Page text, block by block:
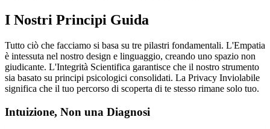
I Nostri Principi Guida
Tutto ciò che facciamo si basa su tre pilastri fondamentali. L'Empatia
è intessuta nel nostro design e linguaggio, creando uno spazio non
giudicante. L'Integrità Scientifica garantisce che il nostro strumento
sia basato su principi psicologici consolidati. La Privacy Inviolabile
significa che il tuo percorso di scoperta di te stesso rimane solo tuo.
Intuizione, Non una Diagnosi